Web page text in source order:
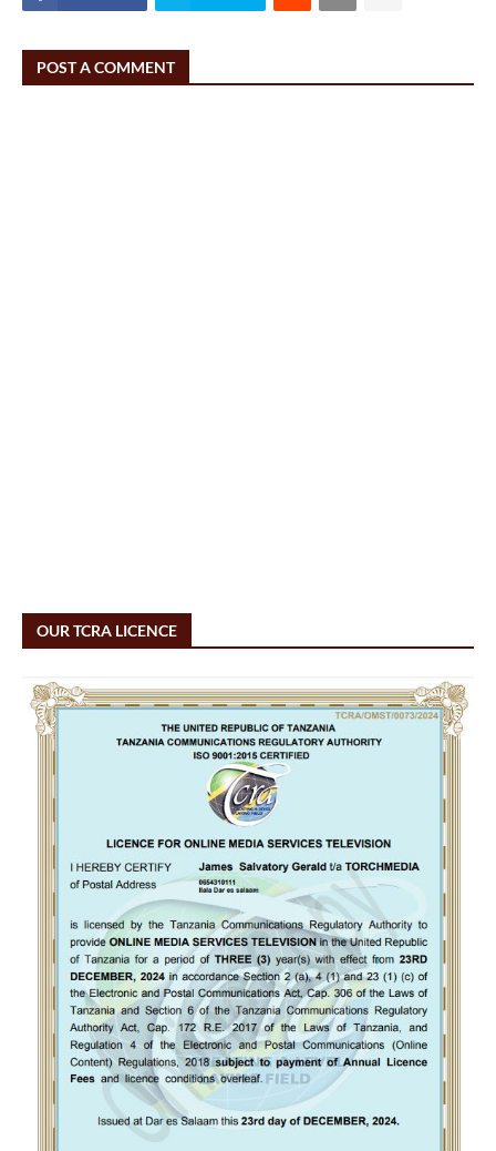
POST A COMMENT
OUR TCRA LICENCE